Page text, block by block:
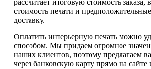
рассчитает итоговую стоимость заказа,
стоимость печати и
доставку.
Оплатить интерьерную печать можно
способом. Мы придаем огромное
наших клиентов, поэтому предлагаем
через банковскую карту прямо на